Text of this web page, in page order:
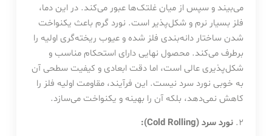
می‌بیند و سپس از میان غلتک‌ها عبور می‌کند. در این دما،
فلز بسیار نرم و شکل‌پذیر است. نورد گرم باعث یکنواخت
شدن ساختار دانه‌بندی فلز شده و عیوب ریخته‌گری اولیه را
برطرف می‌کند. محصول نهایی دارای استحکام مناسب و
شکل‌پذیری عالی است، اما دقت ابعادی و کیفیت سطحی آن
به خوبی نورد سرد نیست. این فرآیند، مقاومت اولیه فلز را
کاهش نمی‌دهد، بلکه آن را بهینه و یکنواخت می‌سازد.
۲. نورد سرد (Cold Rolling):